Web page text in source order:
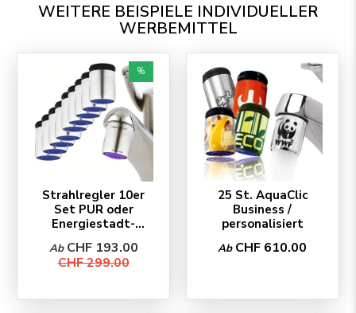
WEITERE BEISPIELE INDIVIDUELLER
WERBEMITTEL
%
Strahlregler 10er
Set PUR oder
Energiestadt-
Ab CHF 193.00
CHF 299.00
25 St. AquaClic
Business /
personalisiert
Ab CHF 610.00